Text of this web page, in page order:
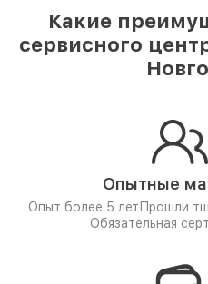
Какие
сервисного
Опытные
Опыт более 5 лет Прошли
Обязательная